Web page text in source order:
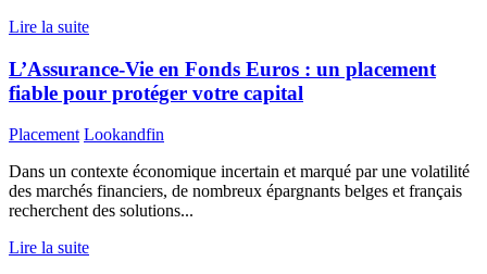
Lire la suite
L’Assurance-Vie en Fonds Euros : un placement
fiable pour protéger votre capital
Placement Lookandfin
Dans un contexte économique incertain et marqué par une volatilité
des marchés financiers, de nombreux épargnants belges et français
recherchent des solutions...
Lire la suite